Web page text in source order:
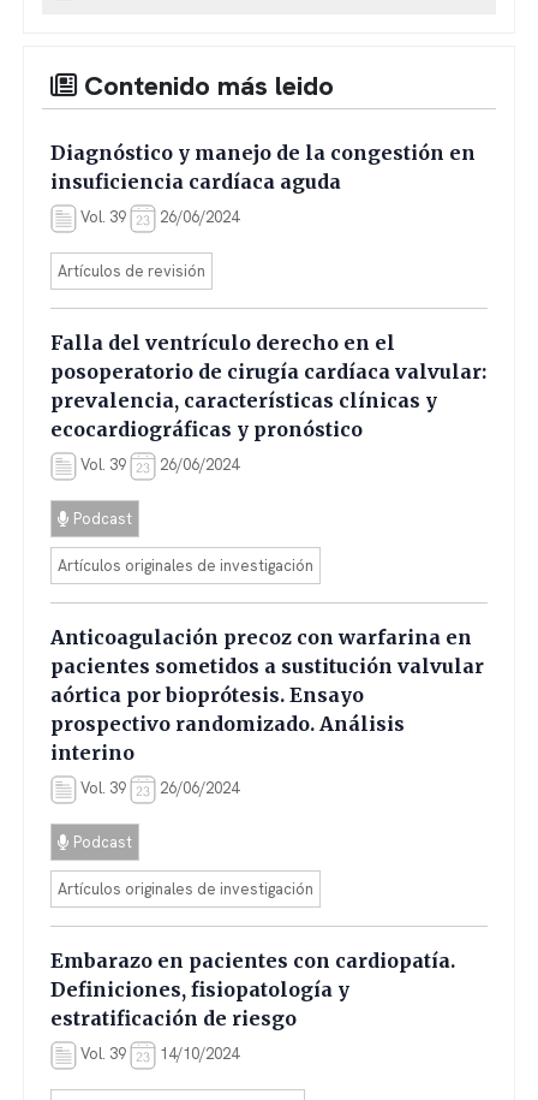
Contenido más leido
Diagnóstico y manejo de la congestión en
insuficiencia cardíaca aguda
Vol. 39 26/06/2024
Artículos de revisión
Falla del ventrículo derecho en el
posoperatorio de cirugía cardíaca valvular:
prevalencia, características clínicas y
ecocardiográficas y pronóstico
Vol. 39 26/06/2024
Podcast
Artículos originales de investigación
Anticoagulación precoz con warfarina en
pacientes sometidos a sustitución valvular
aórtica por bioprótesis. Ensayo
prospectivo randomizado. Análisis
interino
Vol. 39 26/06/2024
Podcast
Artículos originales de investigación
Embarazo en pacientes con cardiopatía.
Definiciones, fisiopatología y
estratificación de riesgo
Vol. 39 14/10/2024